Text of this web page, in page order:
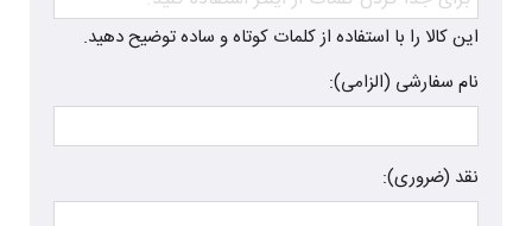
این کالا را با استفاده از کلمات کوتاه و ساده توضیح دهید.
نام سفارشی (الزامی):
نقد (ضروری):